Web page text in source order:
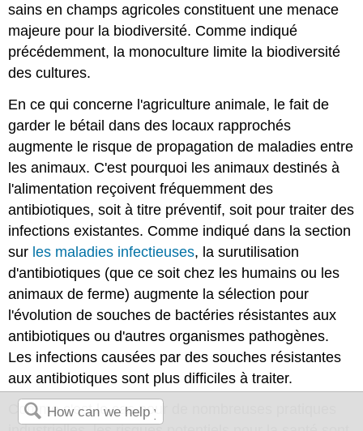
sains en champs agricoles constituent une menace
majeure pour la biodiversité. Comme indiqué
précédemment, la monoculture limite la biodiversité
des cultures.
En ce qui concerne l'agriculture animale, le fait de
garder le bétail dans des locaux rapprochés
augmente le risque de propagation de maladies entre
les animaux. C'est pourquoi les animaux destinés à
l'alimentation reçoivent fréquemment des
antibiotiques, soit à titre préventif, soit pour traiter des
infections existantes. Comme indiqué dans la section
sur les maladies infectieuses, la surutilisation
d'antibiotiques (que ce soit chez les humains ou les
animaux de ferme) augmente la sélection pour
l'évolution de souches de bactéries résistantes aux
antibiotiques ou d'autres organismes pathogènes.
Les infections causées par des souches résistantes
aux antibiotiques sont plus difficiles à traiter.
Comme c'est le cas pour de nombreuses pratiques